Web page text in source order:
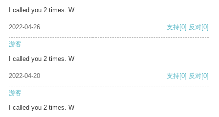
I called you 2 times. W
2022-04-26 支持[0] 反对[0]
游客
I called you 2 times. W
2022-04-20 支持[0] 反对[0]
游客
I called you 2 times. W